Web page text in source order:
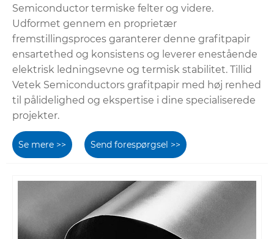
Semiconductor termiske felter og videre.
Udformet gennem en proprietær
fremstillingsproces garanterer denne grafitpapir
ensartethed og konsistens og leverer enestående
elektrisk ledningsevne og termisk stabilitet. Tillid
Vetek Semiconductors grafitpapir med høj renhed
til pålidelighed og ekspertise i dine specialiserede
projekter.
Se mere >> Send forespørgsel >>